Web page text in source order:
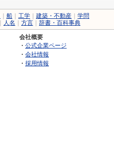
船 工学 建築・不動産
学問
人名 方言 辞書・百科事典
会社概要
・ 公式企業ページ
・ 会社情報
・ 採用情報